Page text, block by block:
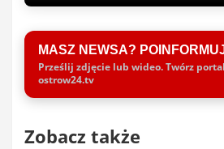
MASZ NEWSA?
Prześlij zdjęcie lub wideo. Twórz portal
ostrow24.tv
Zobacz także